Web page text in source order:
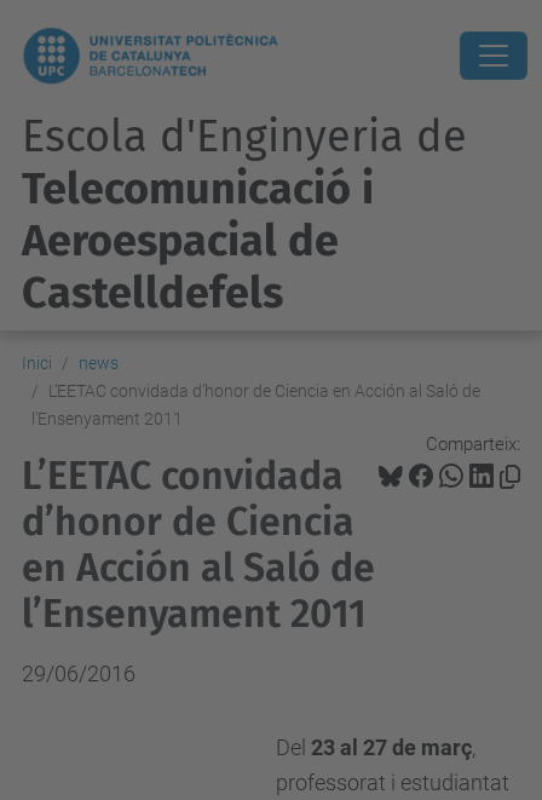
Escola d'Enginyeria de
Telecomunicació i
Aeroespacial de
Castelldefels
Inici
news
L’EETAC convidada d’honor de Ciencia en Acción al Saló de
l’Ensenyament 2011
Comparteix:
L’EETAC convidada
d’honor de Ciencia
en Acción al Saló de
l’Ensenyament 2011
29/06/2016
Del 23 al 27 de març,
professorat i estudiantat